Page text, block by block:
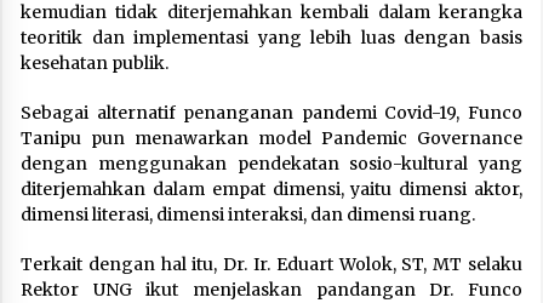
kemudian tidak diterjemahkan kembali dalam kerangka
teoritik dan implementasi yang lebih luas dengan basis
kesehatan publik.
Sebagai alternatif penanganan pandemi Covid-19, Funco
Tanipu pun menawarkan model Pandemic Governance
dengan menggunakan pendekatan sosio-kultural yang
diterjemahkan dalam empat dimensi, yaitu dimensi aktor,
dimensi literasi, dimensi interaksi, dan dimensi ruang.
Terkait dengan hal itu, Dr. Ir. Eduart Wolok, ST, MT selaku
Rektor UNG ikut menjelaskan pandangan Dr. Funco